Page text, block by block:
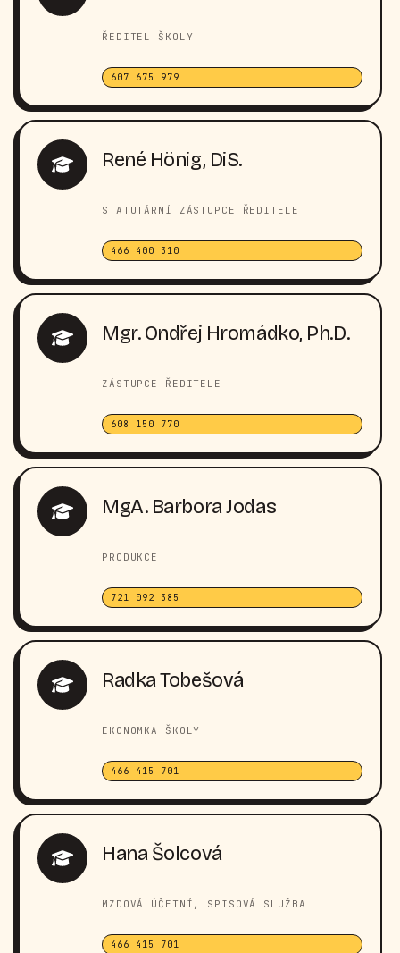
ŘEDITEL ŠKOLY
607 675 979
René Hönig, DiS.
STATUTÁRNÍ ZÁSTUPCE ŘEDITELE
466 400 310
Mgr. Ondřej Hromádko, Ph.D.
ZÁSTUPCE ŘEDITELE
608 150 770
MgA. Barbora Jodas
PRODUKCE
721 092 385
Radka Tobešová
EKONOMKA ŠKOLY
466 415 701
Hana Šolcová
MZDOVÁ ÚČETNÍ, SPISOVÁ SLUŽBA
466 415 701